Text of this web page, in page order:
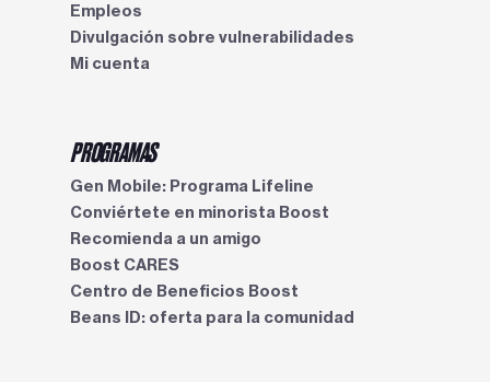
Empleos
Divulgación sobre vulnerabilidades
Mi cuenta
PROGRAMAS
Gen Mobile: Programa Lifeline
Conviértete en minorista Boost
Recomienda a un amigo
Boost CARES
Centro de Beneficios Boost​​​​​​​
Beans ID: oferta para la comunidad